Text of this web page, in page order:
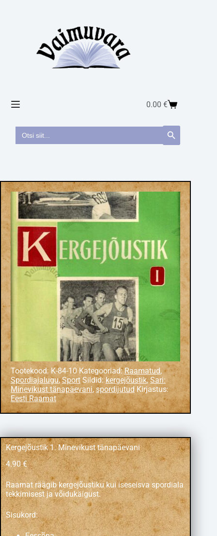
0.00€
Search
for:
Search Button
Tootekood: K-84-10 Kategooriad:Raamatud,
Spordiajalugu,Sport Sildid: kergejõustik,Sari:
Minevikust tänapäevani,spordijutud Kirjastus:
Eesti Raamat
Kergejõustik 1. Minevikust tänapäevani
4.90€
Raamat räägib kergejõustiku kui iseseisva spordiala
tekkimisest ja võidukäigust.
Sisukord: